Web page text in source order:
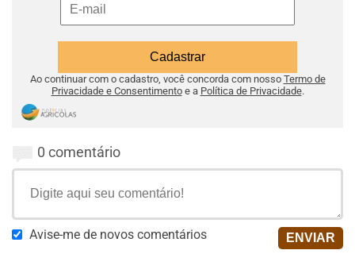
Ao continuar com o cadastro, você concorda com nosso Termo de
Privacidade e Consentimentoe a Política de Privacidade.
0 comentário
Avise-me de novos comentários